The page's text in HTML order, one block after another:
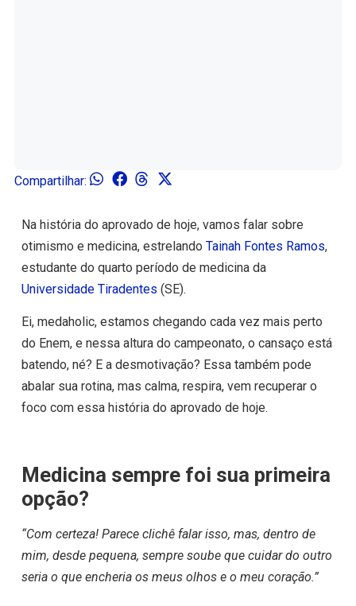
Compartilhar:
Na história do aprovado de hoje, vamos falar sobre
otimismo e medicina, estrelando Tainah Fontes Ramos,
estudante do quarto período de medicina da
Universidade Tiradentes (SE).
Ei, medaholic, estamos chegando cada vez mais perto
do Enem, e nessa altura do campeonato, o cansaço está
batendo, né? E a desmotivação? Essa também pode
abalar sua rotina, mas calma, respira, vem recuperar o
foco com essa história do aprovado de hoje.
Medicina sempre foi sua primeira
opção?
“Com certeza! Parece clichê falar isso, mas, dentro de
mim, desde pequena, sempre soube que cuidar do outro
seria o que encheria os meus olhos e o meu coração.”